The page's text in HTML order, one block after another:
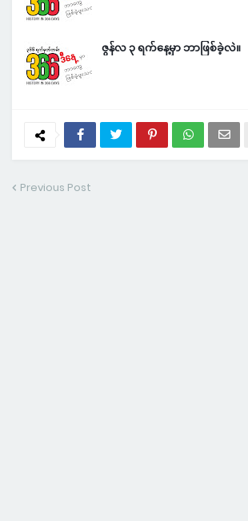
ဇွန်လ ၃ ရက်နေ့မှာ ဘာဖြစ်ခဲ့လဲ။
Previous Post